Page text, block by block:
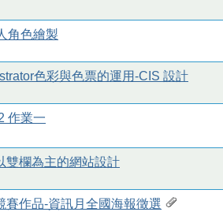
角色繪製
色彩與色票的運用-CIS 設計
作業一
雙欄為主的網站設計
賽作品-資訊月全國海報徵選